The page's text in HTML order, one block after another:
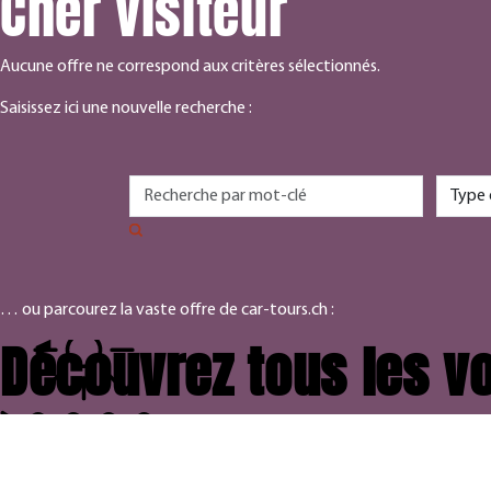
Aucune offre ne correspond aux critères sélectionnés.
Saisissez ici une nouvelle recherche :
… ou parcourez la vaste offre de car-tours.ch :
Découvrez tous les